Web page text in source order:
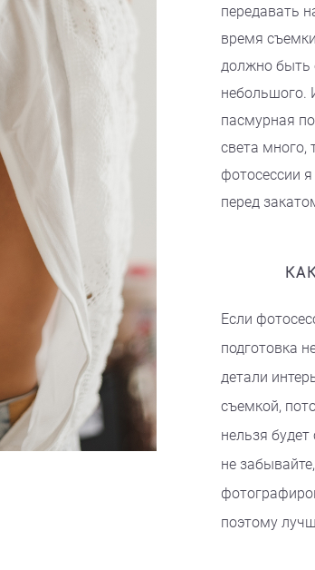
передавать
время
должно быть
небольшого.
пасмурная
света много,
фотосессии
перед
Если
подготовка
детали
съемкой,
нельзя
не
поэтому